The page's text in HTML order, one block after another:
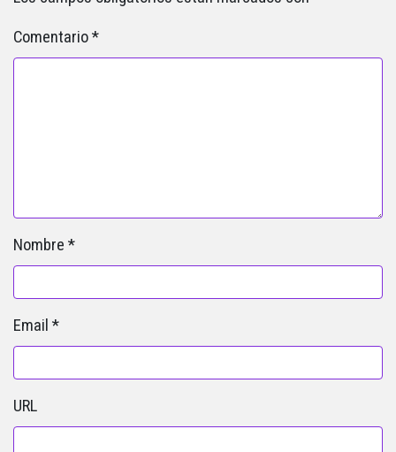
Comentario*
Nombre *
Email *
URL